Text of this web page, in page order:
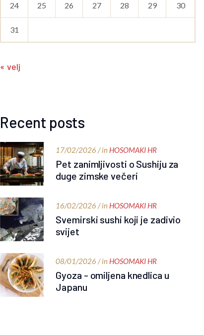
24 25 26 27 28 29 30
31
« velj
Recent posts
17/02/2026 / in HOSOMAKI HR
Pet zanimljivosti o Sushiju za
duge zimske večeri
16/02/2026 / in HOSOMAKI HR
Svemirski sushi koji je zadivio
svijet
08/01/2026 / in HOSOMAKI HR
Gyoza - omiljena knedlica u
Japanu